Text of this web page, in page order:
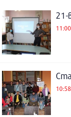
21-